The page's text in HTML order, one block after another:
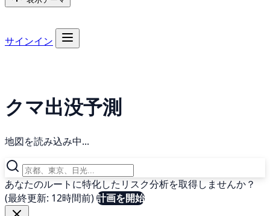
サインイン
クマ出没予測
地図を読み込み中...
あなたのルートに特化したリスク分析を取得しませんか？
(最終更新: 12時間前)計画を開始